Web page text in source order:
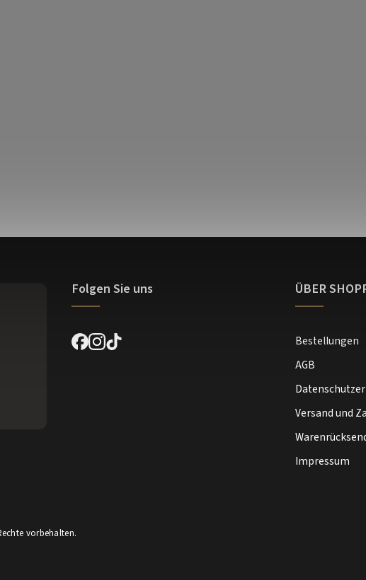
Folgen Sie uns ÜBER
Bestellungen
AGB
Versand und
Impressum
vorbehalten.